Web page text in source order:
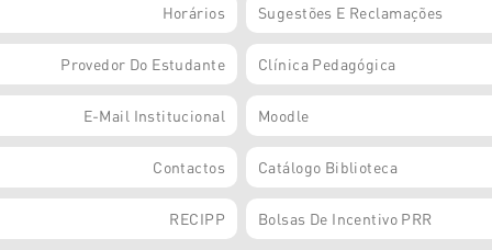
Horários Sugestões E Reclamações
Provedor Do Estudante Clínica Pedagógica
E-Mail Institucional Moodle
Contactos Catálogo Biblioteca
RECIPP Bolsas De Incentivo PRR